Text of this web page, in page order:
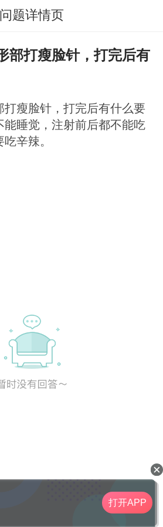
问题详情页
部打瘦脸针，打完后有
打瘦脸针，打完后有什么要
能睡觉，注射前后都不能吃
辛辣。
打开APP